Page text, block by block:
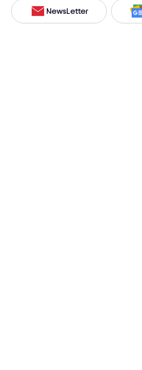
NewsLetter